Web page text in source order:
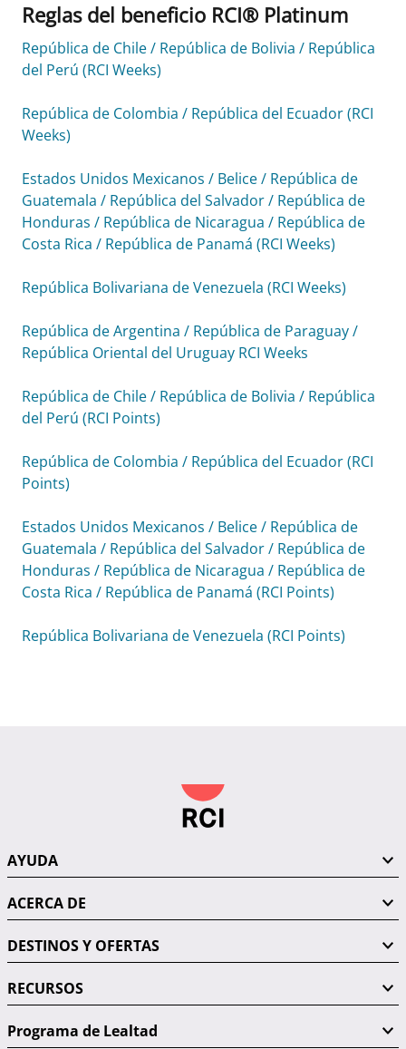
Reglas del beneficio RCI® Platinum
República de Chile / República de Bolivia / República
del Perú (RCI Weeks)
República de Colombia / República del Ecuador (RCI
Weeks)
Estados Unidos Mexicanos / Belice / República de
Guatemala / República del Salvador / República de
Honduras / República de Nicaragua / República de
Costa Rica / República de Panamá (RCI Weeks)
República Bolivariana de Venezuela (RCI Weeks)
República de Argentina / República de Paraguay /
República Oriental del Uruguay RCI Weeks
República de Chile / República de Bolivia / República
del Perú (RCI Points)
República de Colombia / República del Ecuador (RCI
Points)
Estados Unidos Mexicanos / Belice / República de
Guatemala / República del Salvador / República de
Honduras / República de Nicaragua / República de
Costa Rica / República de Panamá (RCI Points)
República Bolivariana de Venezuela (RCI Points)
AYUDA
ACERCA DE
DESTINOS Y OFERTAS
RECURSOS
Programa de Lealtad